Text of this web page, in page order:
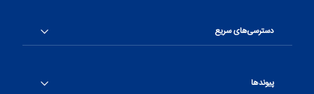
دسترسی‌های سریع
پیوندها